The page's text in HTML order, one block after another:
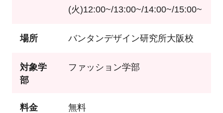
(火)12:00~/13:00~/14:00~/15:00~
場所 バンタンデザイン研究所大阪校
対象学
部
ファッション学部
料金 無料